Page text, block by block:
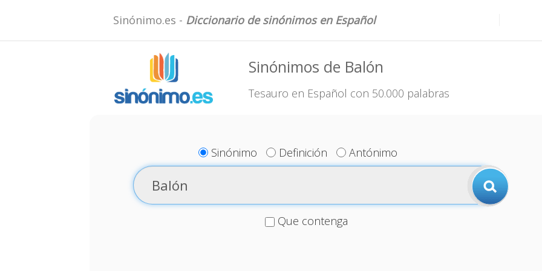
Sinónimo.es - Diccionario de sinónimos en Español
Sinónimos de Balón
Tesauro en Español con 50.000 palabras
Sinónimo Definición Antónimo
Que contenga